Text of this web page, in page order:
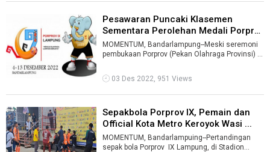
Pesawaran Puncaki Klasemen
Sementara Perolehan Medali Porprov
IX ...
MOMENTUM, Bandarlampung--Meski seremoni
pembukaan Porprov (Pekan Olahraga Provinsi) IX
03 Des 2022, 951 Views
Sepakbola Porprov IX, Pemain dan
Official Kota Metro Keroyok Wasi ...
MOMENTUM, Bandarlampuing--Pertandingan
sepak bola Porprov IX Lampung, di Stadion